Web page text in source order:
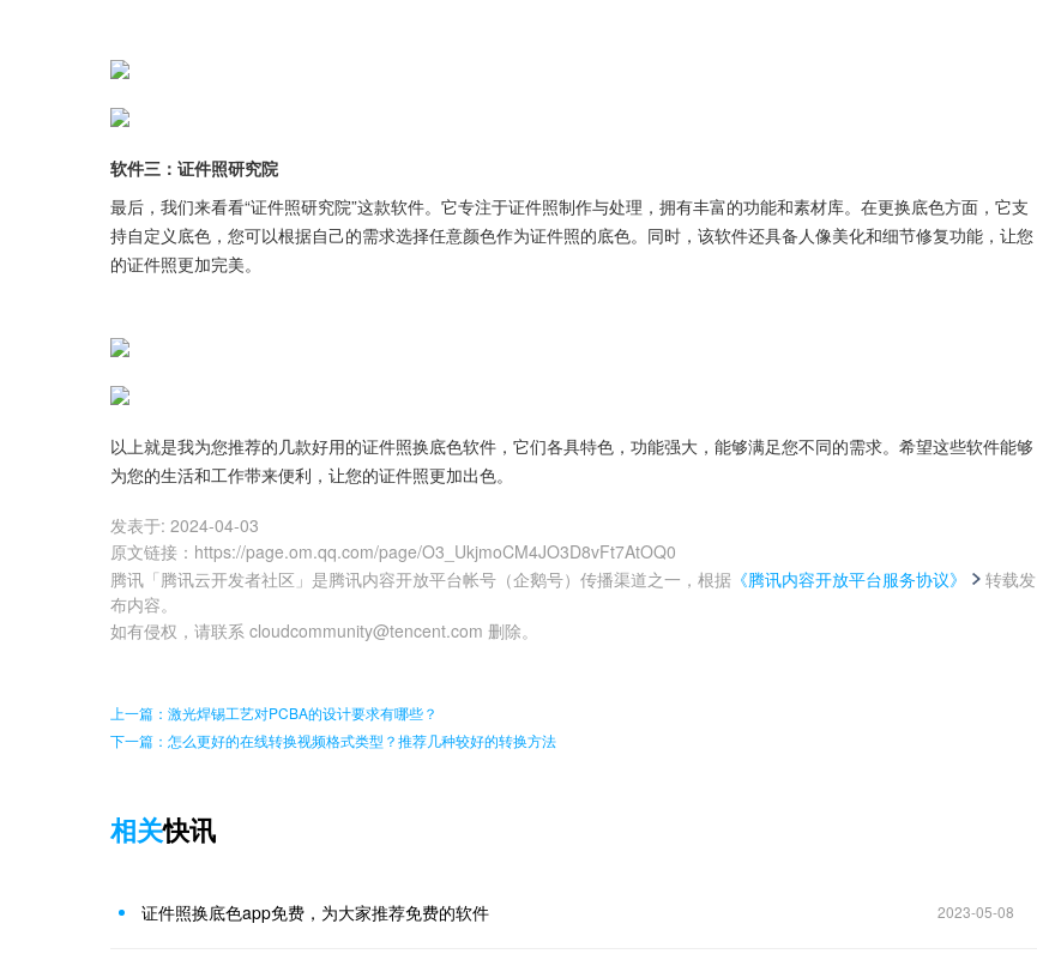
软件三：证件照研究院
最后，我们来看看“证件照研究院”这款软件。它专注于证件照制作与处理，拥有丰富的功能和素材库。在更换底色方面，它支
持自定义底色，您可以根据自己的需求选择任意颜色作为证件照的底色。同时，该软件还具备人像美化和细节修复功能，让您
的证件照更加完美。
以上就是我为您推荐的几款好用的证件照换底色软件，它们各具特色，功能强大，能够满足您不同的需求。希望这些软件能够
为您的生活和工作带来便利，让您的证件照更加出色。
发表于: 2024-04-03
原文链接 ： https://page.om.qq.com/page/O3_UkjmoCM4JO3D8vFt7AtOQ0
腾讯「腾讯云开发者社区」是腾讯内容开放平台帐号（企鹅号）传播渠道之一，根据 《腾讯内容开放平台服务协议》
转载发
布内容。
如有侵权，请联系 cloudcommunity@tencent.com 删除。
上一篇：激光焊锡工艺对PCBA的设计要求有哪些？
下一篇：怎么更好的在线转换视频格式类型？推荐几种较好的转换方法
相关快讯
证件照换底色app免费，为大家推荐免费的软件 2023-05-08